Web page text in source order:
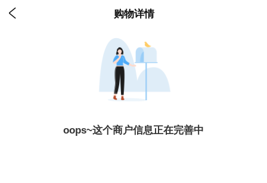
 购物详情
oops~这个商户信息正在完善中